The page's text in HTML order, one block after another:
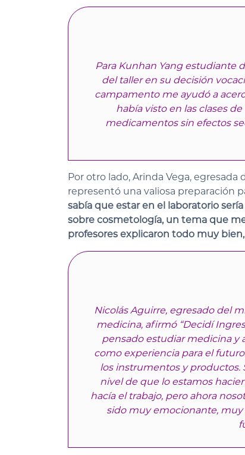
Para Kunhan Yang estudiante
del taller en su decisión
campamento me ayudó a
había visto en las clases
medicamentos sin efectos
Por otro lado, Arinda Vega,
representó una valiosa preparación
sabía que estar en el laboratorio
sobre cosmetología, un tema que
profesores explicaron todo muy
Nicolás Aguirre, egresado del
medicina, afirmó “Decidí
pensado estudiar medicina y
como experiencia para el
los instrumentos y productos.
nivel de que lo estamos
hacía el trabajo, pero ahora
sido muy emocionante,